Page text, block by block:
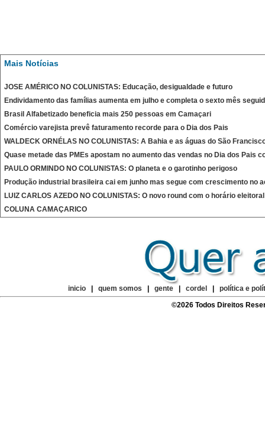
Mais Notícias
JOSE AMÉRICO NO COLUNISTAS: Educação, desigualdade e futuro
Endividamento das famílias aumenta em julho e completa o sexto mês
Brasil Alfabetizado beneficia mais 250 pessoas em Camaçari
Comércio varejista prevê faturamento recorde para o Dia dos Pais
WALDECK ORNÉLAS NO COLUNISTAS: A Bahia e as águas do São
Quase metade das PMEs apostam no aumento das vendas no Dia dos Pais
PAULO ORMINDO NO COLUNISTAS: O planeta e o garotinho perigoso
Produção industrial brasileira cai em junho mas segue com crescimento no
LUIZ CARLOS AZEDO NO COLUNISTAS: O novo round com o horário eleitoral
COLUNA CAMAÇARICO
inicio quem somos gente cordel
política e
©2026 Todos Direitos